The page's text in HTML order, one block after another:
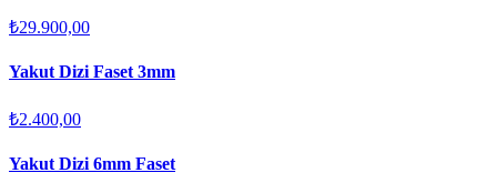
₺29.900,00
Yakut Dizi Faset 3mm
₺2.400,00
Yakut Dizi 6mm Faset